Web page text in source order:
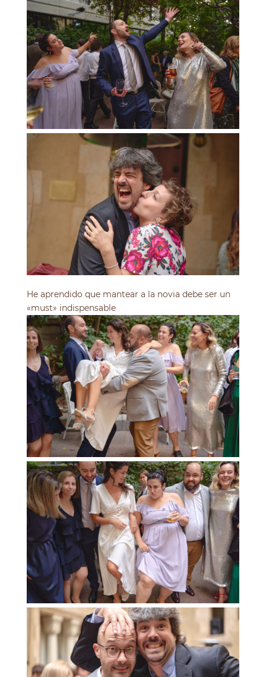
He aprendido que mantear a la novia debe ser un
«must» indispensable